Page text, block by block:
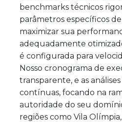
benchmarks técnicos
parâmetros específicos de
maximizar sua
adequadamente
é configurada para
Nosso cronograma de
transparente, e as
contínuas, focando na
autoridade do seu
regiões como Vila